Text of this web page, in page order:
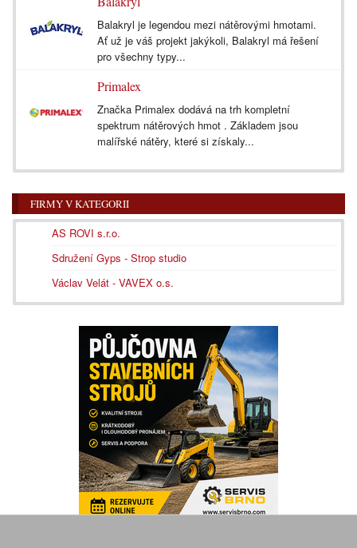
Balakryl je legendou mezi nátěrovými hmotami.
Ať už je váš projekt jakýkoli, Balakryl má řešení
pro všechny typy...
Primalex
Značka Primalex dodává na trh kompletní
spektrum nátěrových hmot . Základem jsou
malířské nátěry, které si získaly...
FIRMY V KATEGORII
AS ROVI s.r.o.
Sdružení Gyps - Strop studio
Václav Velát - VAVEX o.s.